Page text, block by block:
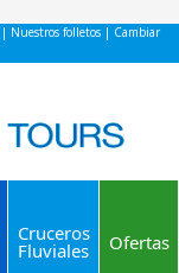
| Nuestros folletos | Cambiar
Cruceros
Fluviales Ofertas